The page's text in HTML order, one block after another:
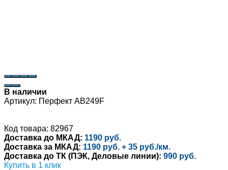
В наличии
Артикул: Перфект AB249F
Код товара: 82967
Доставка до МКАД: 1190 руб.
Доставка за МКАД: 1190 руб. + 35 руб./км.
Доставка до ТК (ПЭК, Деловые линии): 990 руб.
Купить в 1 клик